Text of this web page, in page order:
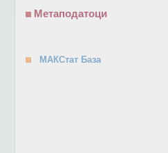
Метаподатоци
МАКСтат База